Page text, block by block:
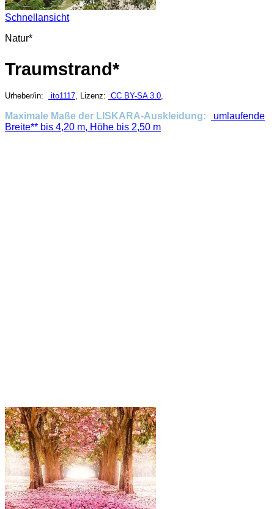
Schnellansicht
Natur*
Traumstrand*
Urheber/in: ito1117 , Lizenz: CC BY-SA 3.0
Maximale Maße der LISKARA-Auskleidung:
umlaufende
Breite** bis 4,20 m, Höhe bis 2,50 m